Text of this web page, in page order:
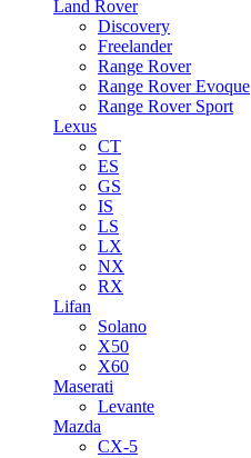
Land Rover
Discovery
Freelander
Range Rover
Range Rover Evoque
Range Rover Sport
Lexus
CT
ES
GS
IS
LS
LX
NX
RX
Lifan
Solano
X50
X60
Maserati
Levante
Mazda
CX-5